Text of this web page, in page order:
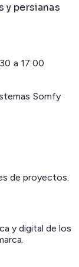
y persianas
a 17:00
Somfy
de proyectos.
y digital de los